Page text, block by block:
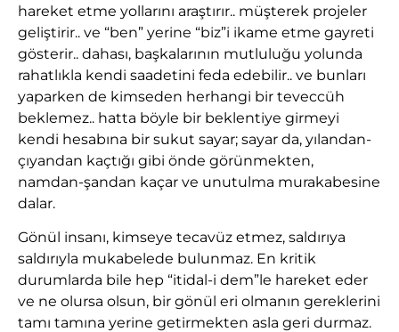
hareket etme yollarını araştırır.. müşterek projeler
geliştirir.. ve “ben” yerine “biz”i ikame etme gayreti
gösterir.. dahası, başkalarının mutluluğu yolunda
rahatlıkla kendi saadetini feda edebilir.. ve bunları
yaparken de kimseden herhangi bir teveccüh
beklemez.. hatta böyle bir beklentiye girmeyi
kendi hesabına bir sukut sayar; sayar da, yılandan-
çıyandan kaçtığı gibi önde görünmekten,
namdan-şandan kaçar ve unutulma murakabesine
dalar.
Gönül insanı, kimseye tecavüz etmez, saldırıya
saldırıyla mukabelede bulunmaz. En kritik
durumlarda bile hep “itidal-i dem”le hareket eder
ve ne olursa olsun, bir gönül eri olmanın gereklerini
tamı tamına yerine getirmekten asla geri durmaz.